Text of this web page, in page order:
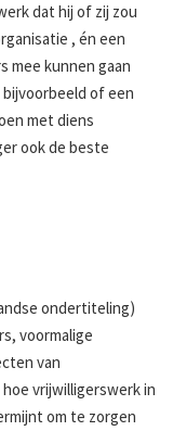
dat hij of zij zou
, én een
mee kunnen gaan
bijvoorbeeld of een
met diens
ook de beste
ondertiteling)
voormalige
van
vrijwilligerswerk in
om te zorgen